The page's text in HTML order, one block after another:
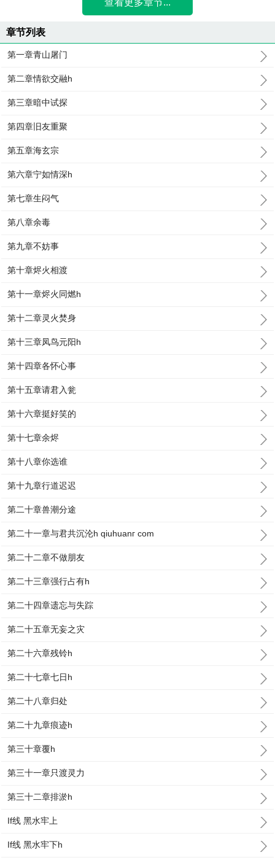
查看更多章节...
章节列表
第一章青山屠门
第二章情欲交融h
第三章暗中试探
第四章旧友重聚
第五章海玄宗
第六章宁如情深h
第七章生闷气
第八章余毒
第九章不妨事
第十章烬火相渡
第十一章烬火同燃h
第十二章灵火焚身
第十三章凤鸟元阳h
第十四章各怀心事
第十五章请君入瓮
第十六章挺好笑的
第十七章余烬
第十八章你选谁
第十九章行道迟迟
第二十章兽潮分途
第二十一章与君共沉沦h qiuhuanг com
第二十二章不做朋友
第二十三章强行占有h
第二十四章遗忘与失踪
第二十五章无妄之灾
第二十六章残铃h
第二十七章七日h
第二十八章归处
第二十九章痕迹h
第三十章覆h
第三十一章只渡灵力
第三十二章排淤h
If线 黑水牢上
If线 黑水牢下h